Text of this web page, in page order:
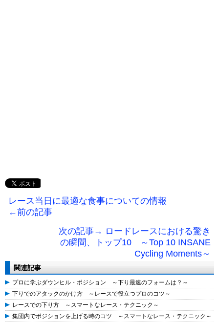
レース当日に最適な食事についての情報
←前の記事
次の記事→ ロードレースにおける驚き
の瞬間、トップ10 ～Top 10 INSANE
Cycling Moments～
関連記事
プロに学ぶダウンヒル・ポジション ～下り最速のフォームは？～
下りでのアタックのかけ方 ～レースで役立つプロのコツ～
レースでの下り方 ～スマートなレース・テクニック～
集団内でポジションを上げる時のコツ ～スマートなレース・テクニック～